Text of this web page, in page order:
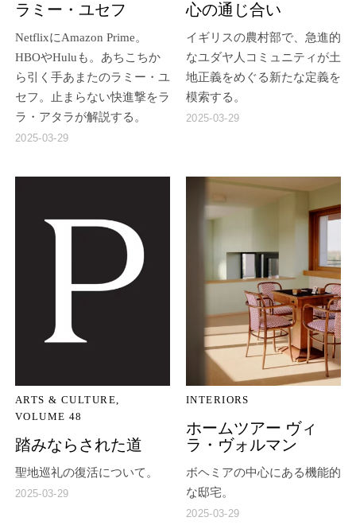
ラミー・ユセフ
NetflixにAmazon Prime。
HBOやHuluも。あちこちか
ら引く手あまたのラミー・ユ
セフ。止まらない快進撃をラ
ラ・アタラが解説する。
2025-03-29
心の通じ合い
イギリスの農村部で、急進的
なユダヤ人コミュニティが土
地正義をめぐる新たな定義を
模索する。
2025-03-29
ARTS & CULTURE
VOLUME 48
踏みならされた道
聖地巡礼の復活について。
2025-03-29
INTERIORS
ホームツアー ヴィ
ラ・ヴォルマン
ボヘミアの中心にある機能的
な邸宅。
2025-03-29